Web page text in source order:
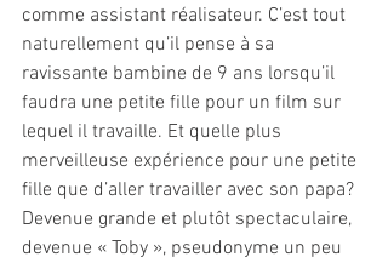
comme assistant réalisateur. C’est tout
naturellement qu’il pense à sa
ravissante bambine de 9 ans lorsqu’il
faudra une petite fille pour un film sur
lequel il travaille. Et quelle plus
merveilleuse expérience pour une petite
fille que d’aller travailler avec son papa?
Devenue grande et plutôt spectaculaire,
devenue « Toby », pseudonyme un peu